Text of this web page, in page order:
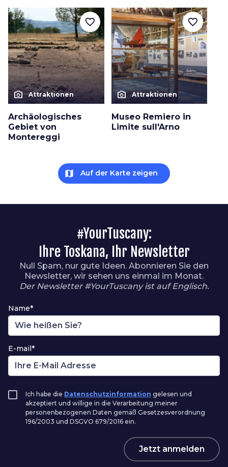
photo_camera Attraktionen
Archäologisches
Gebiet von
Montereggi
favorite_border
photo_camera Attraktionen
Museo Remiero in
Limite sull'Arno
favorite_border
map Auf der Karte zeigen
#YourTuscany:
Ihre Toskana, Ihr Newsletter
Null Spam, nur gute Ideen. Abonnieren Sie den
Newsletter, wir sehen uns einmal im Monat.
Der Newsletter #YourTuscany ist auf Englisch.
Name*
E-mail*
Ich habe die Datenschutzinformation gelesen und
akzeptiert und willige in die Verarbeitung meiner
personenbezogenen Daten gemäß Gesetzesverordnung
196/2003 und DSGVO 679/2016 ein.
Jetzt anmelden